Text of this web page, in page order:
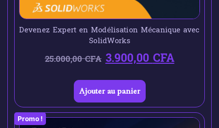
Devenez Expert en Modélisation Mécanique avec
SolidWorks
25.000,00CFA 3.900,00CFA
Ajouter au panier
Promo !